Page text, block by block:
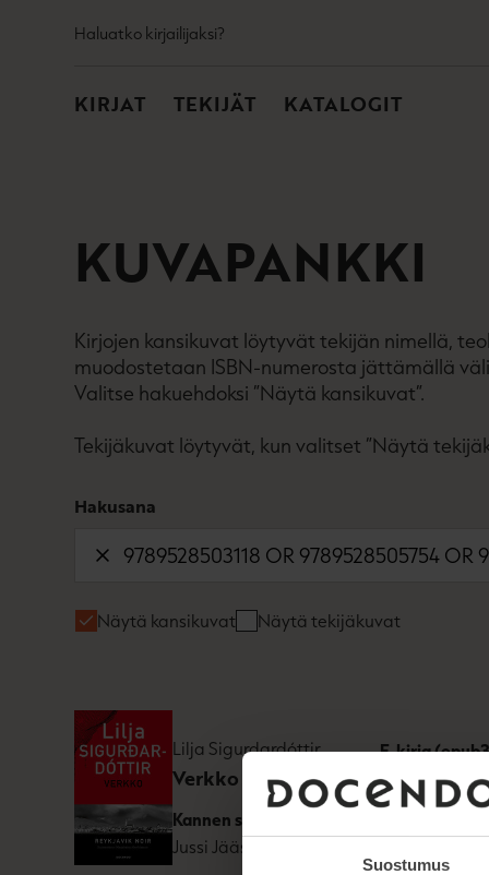
Suostumus
sisältöönTOISSIJAINEN
Haluatko kirjailijaksi?
PÄÄVALIKKO
KIRJAT TEKIJÄT KATALOGIT
KUVAPANKKI
Kirjojen kansikuvat löytyvät tekijän nimellä,
muodostetaan ISBN-numerosta jättämällä
Valitse hakuehdoksi ”Näytä kansikuvat”.
Tekijäkuvat löytyvät, kun valitset ”Näytä
Hakusana
Näytä kansikuvat Näytä tekijäkuvat
Lilja Sigurdardóttir
Verkko
Kannen suunnittelija
Jussi Jääskeläinen
E-kirja
ISBN
1654x2610